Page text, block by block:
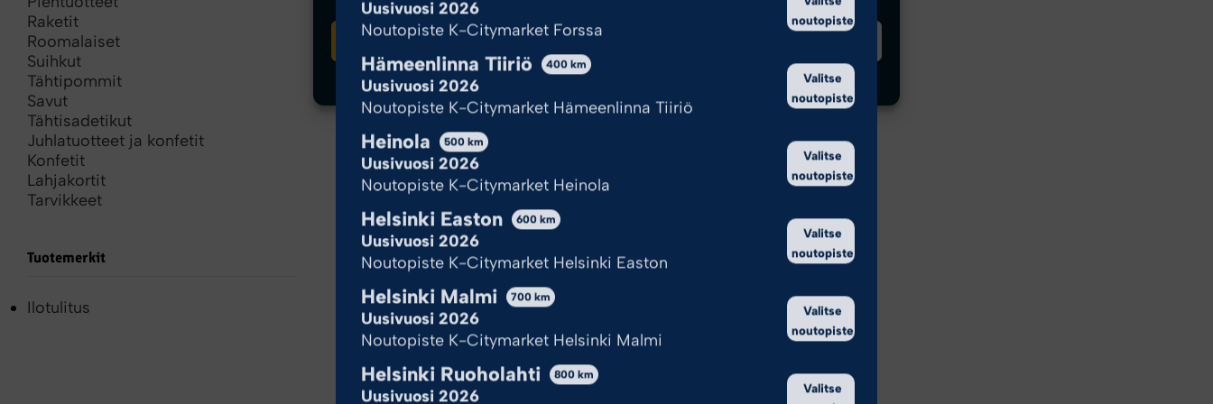
Hyväksy kaikki Hylkää kaikki
Raketit
Roomalaiset
Suihkut
Tähtipommit
Savut
Tähtisadetikut
Juhlatuotteet ja konfetit
Konfetit
Lahjakortit
Tarvikkeet
Tuotemerkit
Ilotulitus
Uusivuosi 2026
Noutopiste K-Citymarket Forssa
noutopiste
Hämeenlinna Tiiriö 400 km
Uusivuosi 2026
Noutopiste K-Citymarket Hämeenlinna Tiiriö
Valitse
noutopiste
Heinola 500 km
Uusivuosi 2026
Noutopiste K-Citymarket Heinola
Valitse
noutopiste
Helsinki Easton 600 km
Uusivuosi 2026
Noutopiste K-Citymarket Helsinki Easton
Valitse
noutopiste
Helsinki Malmi 700 km
Uusivuosi 2026
Noutopiste K-Citymarket Helsinki Malmi
Valitse
noutopiste
Helsinki Ruoholahti 800 km
Uusivuosi 2026
Valitse